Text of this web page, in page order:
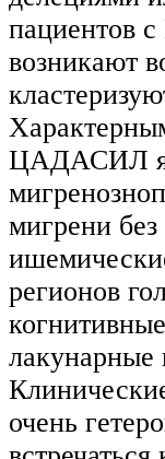
пациентов
возникают
ЦАДАСИЛ
мигрени
регионов
лакунарные
очень